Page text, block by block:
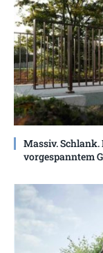
Massiv.
vorgespanntem